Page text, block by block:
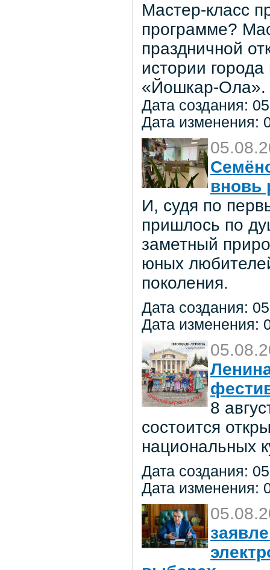
Мастер-класс
программе?
праздничной
истории
«Йошкар-Ола».
Дата создания:
Дата изменения:
вновь
И, судя по
пришлось по
заметный
юных
поколения.
Дата создания:
Дата изменения:
8
состоится
национальных
Дата создания:
Дата изменения: